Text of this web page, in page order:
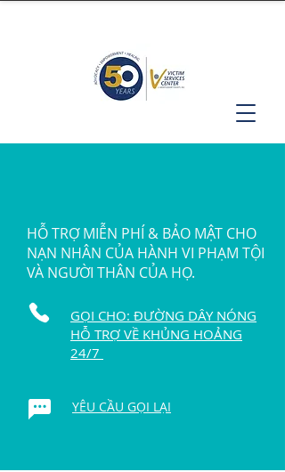
HỖ TRỢ MIỄN PHÍ & BẢO MẬT CHO
NẠN NHÂN CỦA HÀNH VI PHẠM TỘI
VÀ NGƯỜI THÂN CỦA HỌ.
GỌI CHO: ĐƯỜNG DÂY NÓNG
HỖ TRỢ VỀ KHỦNG HOẢNG
24/7
YÊU CẦU GỌI LẠI